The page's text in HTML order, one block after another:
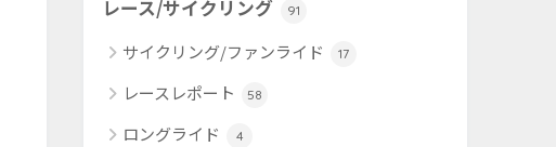
レース/サイクリング 91
サイクリング/ファンライド 17
レースレポート 58
ロングライド 4